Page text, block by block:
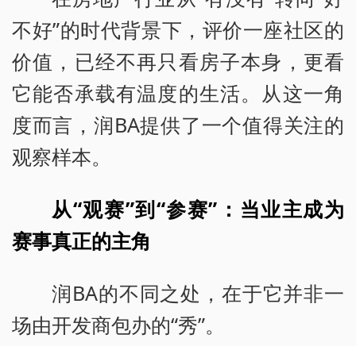
不好”的时代背景下，评价一座社区的
价值，已经不再只看房子本身，更看
它能否承载有温度的生活。从这一角
度而言，润BA提供了一个值得关注的
观察样本。
从“观赛”到“参赛”：当业主成为
赛事真正的主角
润BA的不同之处，在于它并非一
场由开发商包办的“秀”。